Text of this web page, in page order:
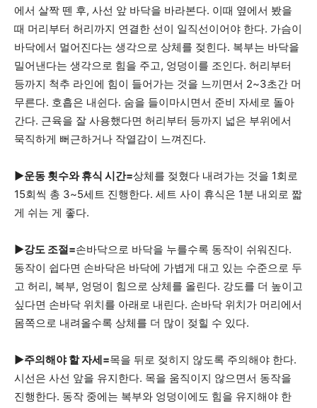
에서 살짝 뗀 후, 사선 앞 바닥을 바라본다. 이때 옆에서 봤을
때 머리부터 허리까지 연결한 선이 일직선이어야 한다. 가슴이
바닥에서 멀어진다는 생각으로 상체를 젖힌다. 복부는 바닥을
밀어낸다는 생각으로 힘을 주고, 엉덩이를 조인다. 허리부터
등까지 척추 라인에 힘이 들어가는 것을 느끼면서 2~3초간 머
무른다. 호흡은 내쉰다. 숨을 들이마시면서 준비 자세로 돌아
간다. 근육을 잘 사용했다면 허리부터 등까지 넓은 부위에서
묵직하게 뻐근하거나 작열감이 느껴진다.
▶운동 횟수와 휴식 시간=상체를 젖혔다 내려가는 것을 1회로
15회씩 총 3~5세트 진행한다. 세트 사이 휴식은 1분 내외로 짧
게 쉬는 게 좋다.
▶강도 조절=손바닥으로 바닥을 누를수록 동작이 쉬워진다.
동작이 쉽다면 손바닥은 바닥에 가볍게 대고 있는 수준으로 두
고 허리, 복부, 엉덩이 힘으로 상체를 올린다. 강도를 더 높이고
싶다면 손바닥 위치를 아래로 내린다. 손바닥 위치가 머리에서
몸쪽으로 내려올수록 상체를 더 많이 젖힐 수 있다.
▶주의해야 할 자세=목을 뒤로 젖히지 않도록 주의해야 한다.
시선은 사선 앞을 유지한다. 목을 움직이지 않으면서 동작을
진행한다. 동작 중에는 복부와 엉덩이에도 힘을 유지해야 한